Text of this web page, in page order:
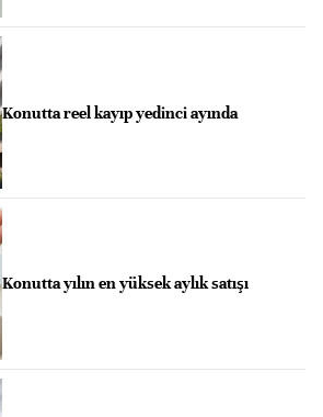
Konutta reel kayıp yedinci ayında
Konutta yılın en yüksek aylık satışı